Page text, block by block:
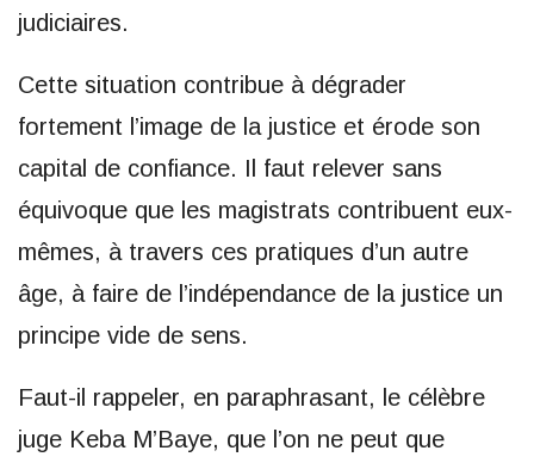
judiciaires.
Cette situation contribue à dégrader
fortement l’image de la justice et érode son
capital de confiance. Il faut relever sans
équivoque que les magistrats contribuent eux-
mêmes, à travers ces pratiques d’un autre
âge, à faire de l’indépendance de la justice un
principe vide de sens.
Faut-il rappeler, en paraphrasant, le célèbre
juge Keba M’Baye, que l’on ne peut que